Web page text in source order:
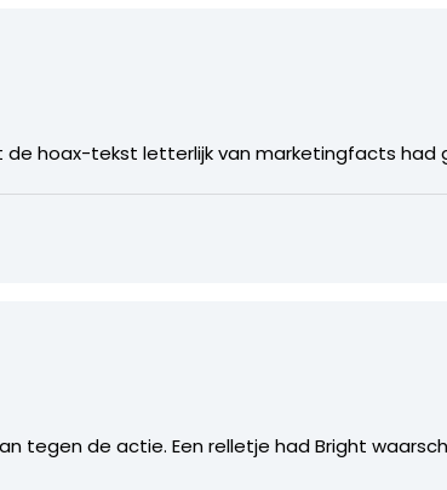
hoax-tekst letterlijk van marketingfacts had
tegen de actie. Een relletje had Bright